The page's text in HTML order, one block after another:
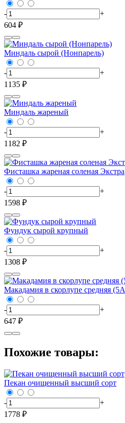
-
+
604 ₽
Миндаль сырой (Нонпарель)
-
+
1135 ₽
Миндаль жареный
-
+
1182 ₽
Фисташка жареная соленая Экстра
-
+
1598 ₽
Фундук сырой крупный
-
+
1308 ₽
Макадамия в скорлупе средняя
-
+
647 ₽
Похожие товары:
Пекан очищенный высший сорт
-
+
1778 ₽